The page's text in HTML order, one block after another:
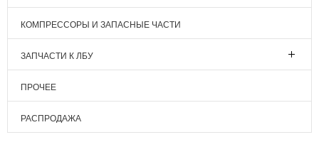
КОМПРЕССОРЫ И ЗАПАСНЫЕ ЧАСТИ
ЗАПЧАСТИ К ЛБУ
ПРОЧЕЕ
РАСПРОДАЖА